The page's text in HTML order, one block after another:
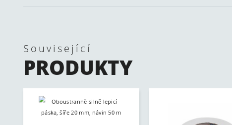
Související
PRODUKTY